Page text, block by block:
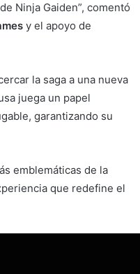
Ninja Gaiden”, comentó
y el apoyo de
la saga a una nueva
juega un papel
garantizando su
emblemáticas de la
que redefine el